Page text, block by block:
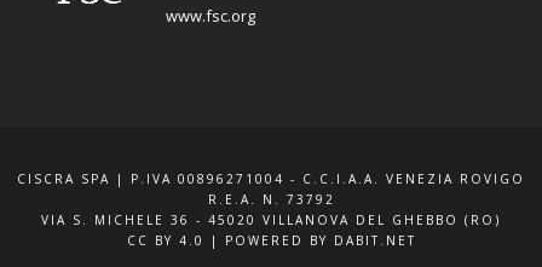
www.fsc.org
CISCRA SPA | P.IVA 00896271004 - C.C.I.A.A. VENEZIA ROVIGO
R.E.A. N. 73792
VIA S. MICHELE 36 - 45020 VILLANOVA DEL GHEBBO (RO)
CC BY 4.0
| POWERED BY DABIT.NET